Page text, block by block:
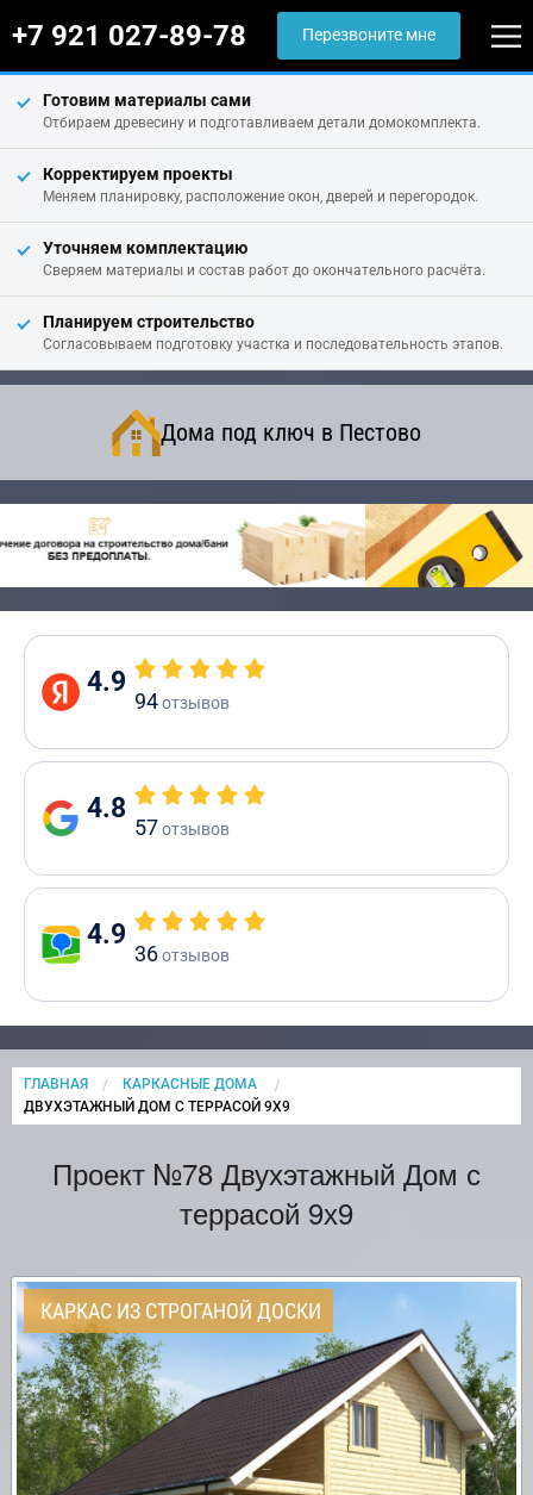
+7 921 027-89-78 Перезвоните мне
Готовим материалы сами
Отбираем древесину и подготавливаем детали домокомплекта.
Корректируем проекты
Меняем планировку, расположение окон, дверей и перегородок.
Уточняем комплектацию
Сверяем материалы и состав работ до окончательного расчёта.
Планируем строительство
Согласовываем подготовку участка и последовательность этапов.
Дома под ключ в Пестово
4.9
94отзывов
4.8
57отзывов
4.9
36отзывов
ГЛАВНАЯ
КАРКАСНЫЕ ДОМА
CURRENT:
ДВУХЭТАЖНЫЙ ДОМ С ТЕРРАСОЙ 9Х9
Проект №78 Двухэтажный Дом с
террасой 9х9
КАРКАС ИЗ СТРОГАНОЙ ДОСКИ